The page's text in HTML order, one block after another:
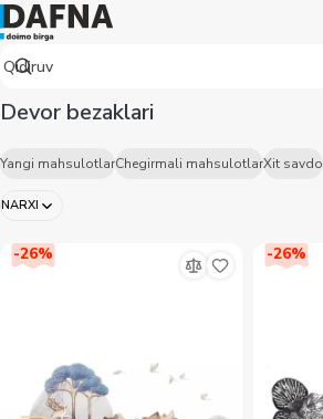
NARXI
Devor bezaklari
Yangi mahsulotlarChegirmali mahsulotlarXit savdo
-26% -26%